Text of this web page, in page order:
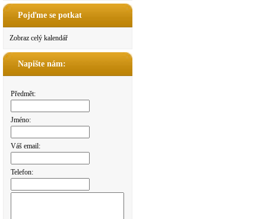
Pojďme se potkat
Zobraz celý kalendář
Napište nám:
Předmět:
Jméno:
Váš email:
Telefon: